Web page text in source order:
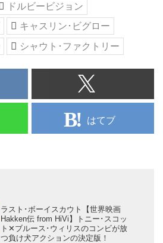
ドルビービジョン
キャスリン･ビグロー
シャウト･ファクトリー
はてブ
ラスト･ボーイスカウト【世界映画
Hakken伝 from HiVi】トニー･スコッ
ト✕ブルース･ウィリスのコンビが放
つ負け犬アクションの決定版！